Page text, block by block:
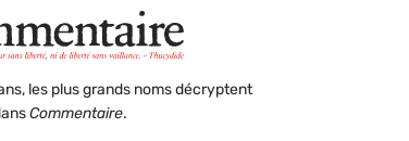
les plus grands noms décryptent
Commentaire.